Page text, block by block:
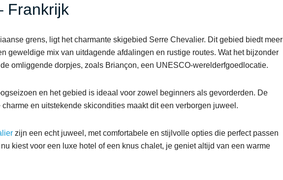
Frankrijk
grens, ligt het charmante skigebied Serre Chevalier. Dit gebied biedt meer
geweldige mix van uitdagende afdalingen en rustige routes. Wat het bijzonder
omliggende dorpjes, zoals Briançon, een UNESCO-werelderfgoedlocatie.
en het gebied is ideaal voor zowel beginners als gevorderden. De
en uitstekende skicondities maakt dit een verborgen juweel.
zijn een echt juweel, met comfortabele en stijlvolle opties die perfect passen
kiest voor een luxe hotel of een knus chalet, je geniet altijd van een warme